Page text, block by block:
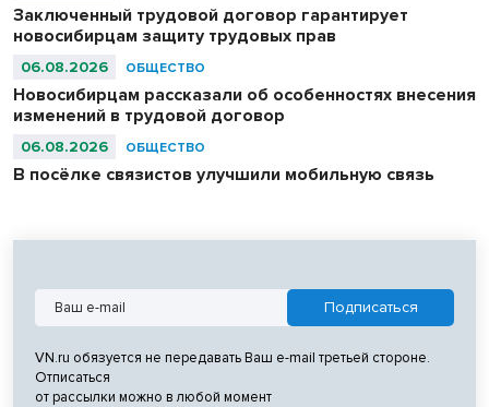
Заключенный трудовой договор гарантирует
новосибирцам защиту трудовых прав
06.08.2026 ОБЩЕСТВО
Новосибирцам рассказали об особенностях внесения
изменений в трудовой договор
06.08.2026 ОБЩЕСТВО
В посёлке связистов улучшили мобильную связь
VN.ru обязуется не передавать Ваш e-mail третьей стороне.
Отписаться
от рассылки можно в любой момент